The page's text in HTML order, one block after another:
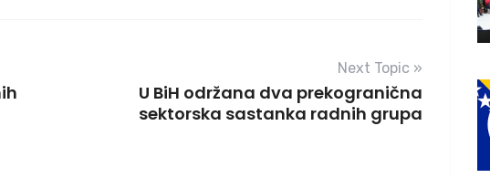
Next Topic »
U BiH održana dva prekogranična
sektorska sastanka radnih grupa